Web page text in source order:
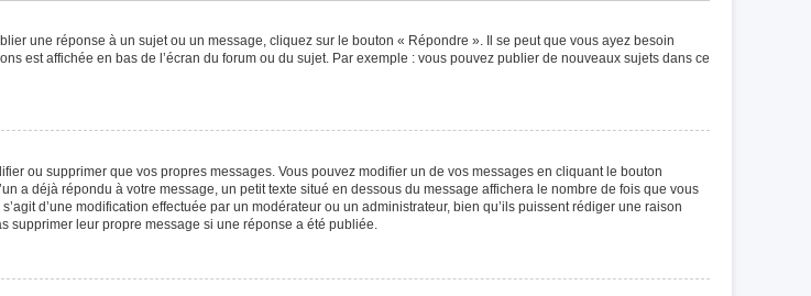
une réponse à un sujet ou un message, cliquez sur le bouton « Répondre ». Il se peut que vous ayez besoin
est affichée en bas de l’écran du forum ou du sujet. Par exemple : vous pouvez publier de nouveaux sujets dans ce
ou supprimer que vos propres messages. Vous pouvez modifier un de vos messages en cliquant le bouton
a déjà répondu à votre message, un petit texte situé en dessous du message affichera le nombre de fois que vous
d’une modification effectuée par un modérateur ou un administrateur, bien qu’ils puissent rédiger une raison
supprimer leur propre message si une réponse a été publiée.